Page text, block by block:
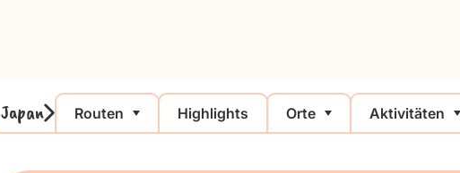
Japan Routen Highlights Orte Aktivitäten